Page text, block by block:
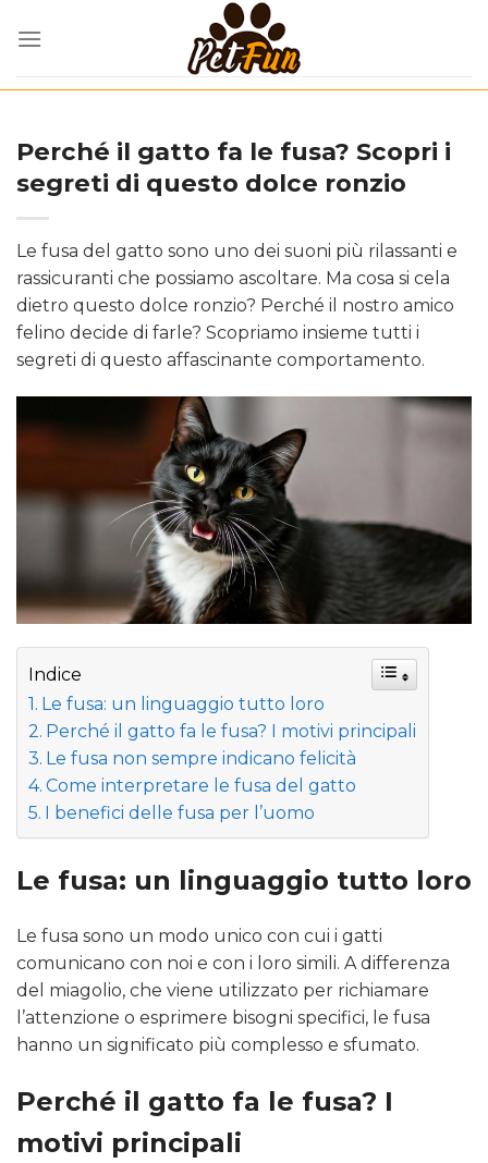
Perché il gatto fa le fusa? Scopri i
segreti di questo dolce ronzio
Le fusa del gatto sono uno dei suoni più rilassanti e
rassicuranti che possiamo ascoltare. Ma cosa si cela
dietro questo dolce ronzio? Perché il nostro amico
felino decide di farle? Scopriamo insieme tutti i
segreti di questo affascinante comportamento.
Indice
Le fusa: un linguaggio tutto loro
Perché il gatto fa le fusa? I motivi principali
Le fusa non sempre indicano felicità
Come interpretare le fusa del gatto
I benefici delle fusa per l’uomo
Le fusa: un linguaggio tutto loro
Le fusa sono un modo unico con cui i gatti
comunicano con noi e con i loro simili. A differenza
del miagolio, che viene utilizzato per richiamare
l’attenzione o esprimere bisogni specifici, le fusa
hanno un significato più complesso e sfumato.
Perché il gatto fa le fusa? I
motivi principali